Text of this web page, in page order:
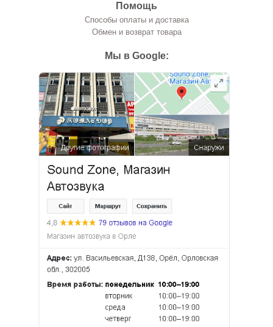
Помощь
Способы оплаты и доставка
Обмен и возврат товара
Мы в Google: